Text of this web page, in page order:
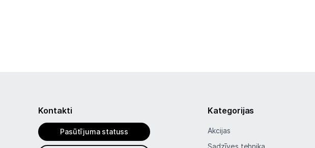
Kontakti
Pasūtījuma statuss
Kategorijas
Akcijas